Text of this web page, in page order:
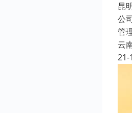
昆
公
管
云
21-